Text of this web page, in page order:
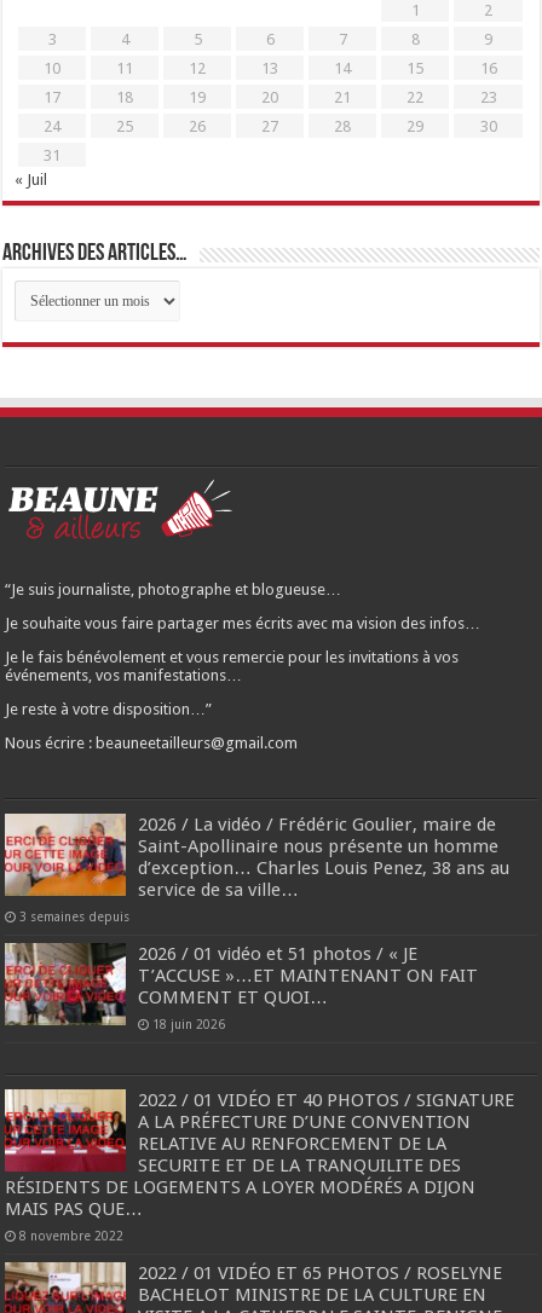
1
2
3
4 5 6 7 8
9
10
11 12 13 14 15
16
17
18 19 20 21 22
23
24
25 26 27 28 29
30
31
« Juil
Archives des articles…
Archives
des
articles…
“Je suis journaliste, photographe et blogueuse…
Je souhaite vous faire partager mes écrits avec ma vision des infos…
Je le fais bénévolement et vous remercie pour les invitations à vos
événements, vos manifestations…
Je reste à votre disposition…”
Nous écrire : beauneetailleurs@gmail.com
2026 / La vidéo / Frédéric Goulier, maire de
Saint-Apollinaire nous présente un homme
d’exception… Charles Louis Penez, 38 ans au
service de sa ville…
3 semaines depuis
2026 / 01 vidéo et 51 photos / « JE
T’ACCUSE »…ET MAINTENANT ON FAIT
COMMENT ET QUOI…
18 juin 2026
2022 / 01 VIDÉO ET 40 PHOTOS / SIGNATURE
A LA PRÉFECTURE D’UNE CONVENTION
RELATIVE AU RENFORCEMENT DE LA
SECURITE ET DE LA TRANQUILITE DES
RÉSIDENTS DE LOGEMENTS A LOYER MODÉRÉS A DIJON
MAIS PAS QUE…
8 novembre 2022
2022 / 01 VIDÉO ET 65 PHOTOS / ROSELYNE
BACHELOT MINISTRE DE LA CULTURE EN